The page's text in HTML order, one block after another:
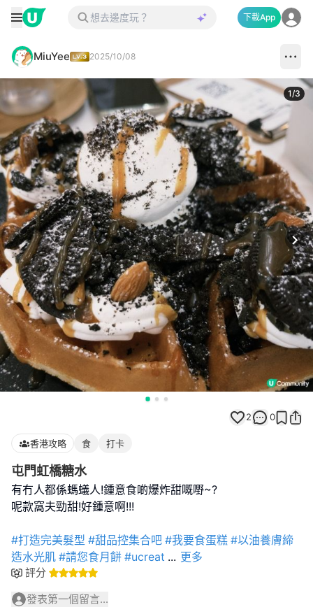
下載App
MiuYee 2025/10/08
1/3
2 0
香港攻略 食 打卡
屯門虹橋糖水
有冇人都係螞蟻人!鍾意食啲爆炸甜嘅嘢~?
呢款窩夫勁甜!好鍾意啊!!!
#打造完美髮型 #甜品控集合吧 #我要食蛋糕 #以油養膚締
造水光肌 #請您食月餅 #ucreat ... 更多
評分
發表第一個留言...